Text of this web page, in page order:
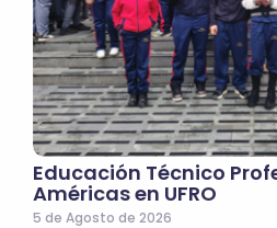
Educación Técnico
Américas en UFRO
5 de Agosto de 2026